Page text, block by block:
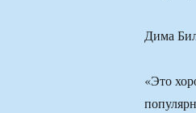
Дима
«Это